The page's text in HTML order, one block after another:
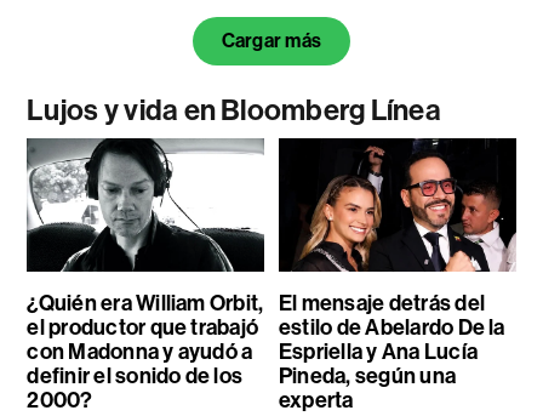
Cargar más
Lujos y vida en Bloomberg Línea
¿Quién era William Orbit,
el productor que trabajó
con Madonna y ayudó a
definir el sonido de los
2000?
El mensaje detrás del
estilo de Abelardo De la
Espriella y Ana Lucía
Pineda, según una
experta